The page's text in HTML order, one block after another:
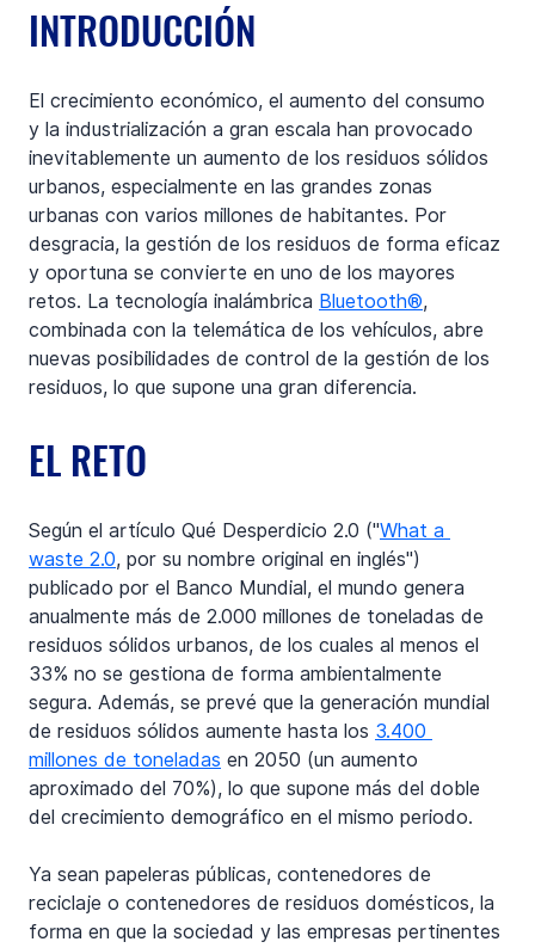
INTRODUCCIÓN
El crecimiento económico, el aumento del consumo
y la industrialización a gran escala han provocado
inevitablemente un aumento de los residuos sólidos
urbanos, especialmente en las grandes zonas
urbanas con varios millones de habitantes. Por
desgracia, la gestión de los residuos de forma eficaz
y oportuna se convierte en uno de los mayores
retos. La tecnología inalámbrica Bluetooth®,
combinada con la telemática de los vehículos, abre
nuevas posibilidades de control de la gestión de los
residuos, lo que supone una gran diferencia.
EL RETO
Según el artículo Qué Desperdicio 2.0 ("What a
waste 2.0, por su nombre original en inglés")
publicado por el Banco Mundial, el mundo genera
anualmente más de 2.000 millones de toneladas de
residuos sólidos urbanos, de los cuales al menos el
33% no se gestiona de forma ambientalmente
segura. Además, se prevé que la generación mundial
de residuos sólidos aumente hasta los 3.400
millones de toneladas en 2050 (un aumento
aproximado del 70%), lo que supone más del doble
del crecimiento demográfico en el mismo periodo.
Ya sean papeleras públicas, contenedores de
reciclaje o contenedores de residuos domésticos, la
forma en que la sociedad y las empresas pertinentes